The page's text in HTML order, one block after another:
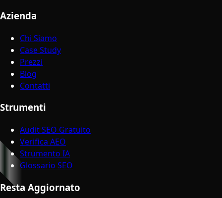
Azienda
Chi Siamo
Case Study
Prezzi
Blog
Contatti
Strumenti
Audit SEO Gratuito
Verifica AEO
Strumento IA
Glossario SEO
Resta Aggiornato